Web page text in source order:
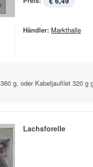
Händler: Markthalle
360 g, oder Kabeljaufilet 320 g
Lachsforelle